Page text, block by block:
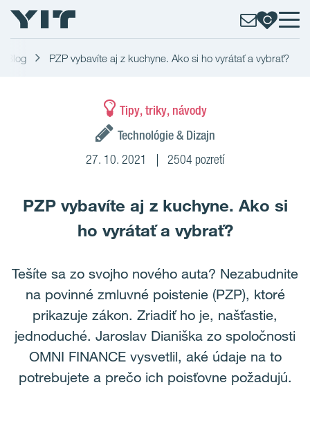
Blog PZP vybavíte aj z kuchyne. Ako si ho vyrátať a vybrať?
Tipy, triky, návody
Technológie & Dizajn
27. 10. 2021 2504 pozretí
PZP vybavíte aj z kuchyne. Ako si
ho vyrátať a vybrať?
Tešíte sa zo svojho nového auta? Nezabudnite
na povinné zmluvné poistenie (PZP), ktoré
prikazuje zákon. Zriadiť ho je, našťastie,
jednoduché. Jaroslav Dianiška zo spoločnosti
OMNI FINANCE vysvetlil, aké údaje na to
potrebujete a prečo ich poisťovne požadujú.